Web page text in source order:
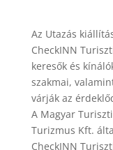
Az Utazás
CheckINN
keresők és
szakmai,
várják az
A Magyar
Turizmus Kft.
CheckINN